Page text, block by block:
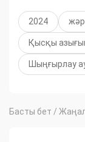
2024
Қысқы
Шыңғырлау
Басты бет /